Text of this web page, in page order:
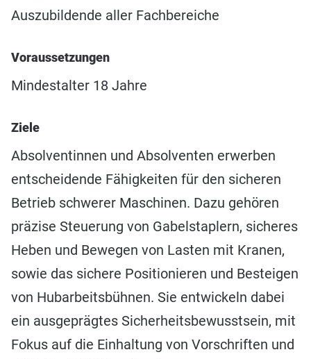
Auszubildende aller Fachbereiche
Voraussetzungen
Mindestalter 18 Jahre
Ziele
Absolventinnen und Absolventen erwerben
entscheidende Fähigkeiten für den sicheren
Betrieb schwerer Maschinen. Dazu gehören
präzise Steuerung von Gabelstaplern, sicheres
Heben und Bewegen von Lasten mit Kranen,
sowie das sichere Positionieren und Besteigen
von Hubarbeitsbühnen. Sie entwickeln dabei
ein ausgeprägtes Sicherheitsbewusstsein, mit
Fokus auf die Einhaltung von Vorschriften und